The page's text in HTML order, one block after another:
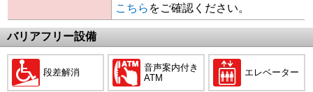
こちら をご確認ください。
バリアフリー設備
段差解消
音声案内付き
ATM
エレベーター